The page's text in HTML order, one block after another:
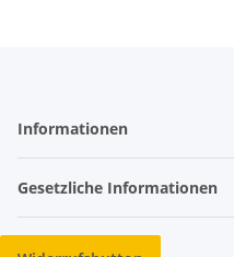
Informationen
Gesetzliche Informationen